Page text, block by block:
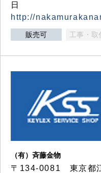
日
http://
販売可 工事・取
（有）斉藤金物
〒134-0081 東京都